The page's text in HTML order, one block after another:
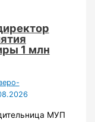
1 млн
МУП